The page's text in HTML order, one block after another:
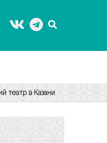
театр в Казани